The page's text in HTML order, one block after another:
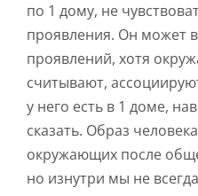
по 1 дому, не
проявления. Он может
проявлений, хотя
считывают,
у него есть в 1 доме,
сказать. Образ
окружающих после
но изнутри мы не